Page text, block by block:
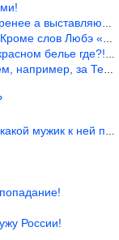
выставляют напоказ,
Любэ «ты агрега
белье где?!)))
за Терешкову!
к ней приблизи
России!